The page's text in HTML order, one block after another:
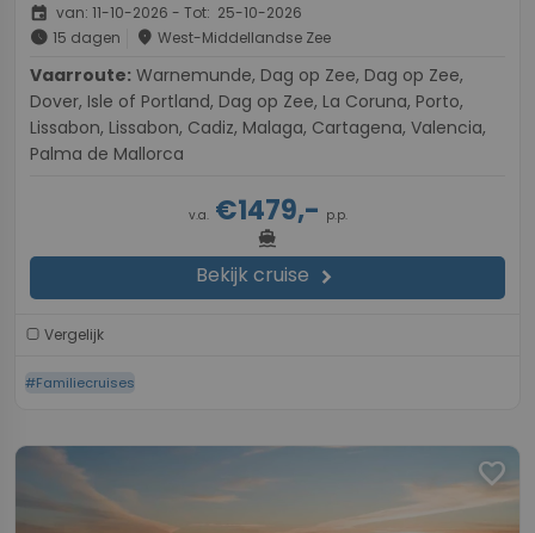
event van: 11-10-2026 - Tot: 25-10-2026
schedule 15 dagen place West-Middellandse Zee
Vaarroute:
Dover, Isle of Portland, Dag op Zee, La Coruna, Porto,
Lissabon, Lissabon, Cadiz, Malaga, Cartagena, Valencia,
Palma de Mallorca
v.a.€1479,- p.p.
directions_boat
Bekijk cruise chevron_right
Vergelijk
#Familiecruises
favorite